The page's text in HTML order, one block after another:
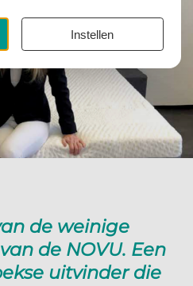
de weinige
de NOVU. Een
uitvinder die